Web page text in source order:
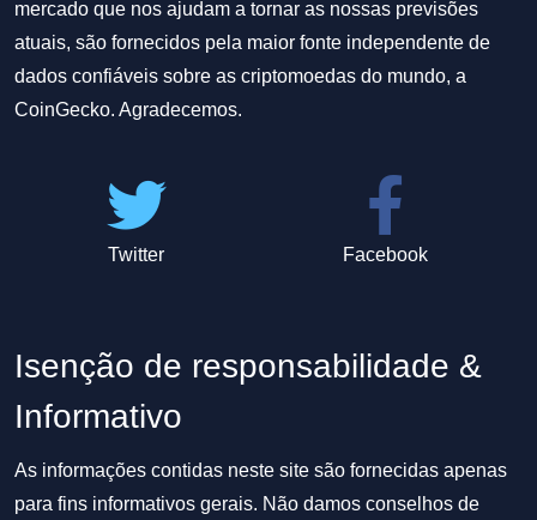
mercado que nos ajudam a tornar as nossas previsões
atuais, são fornecidos pela maior fonte independente de
dados confiáveis sobre as criptomoedas do mundo, a
CoinGecko. Agradecemos.
Twitter Facebook
Isenção de responsabilidade &
Informativo
As informações contidas neste site são fornecidas apenas
para fins informativos gerais. Não damos conselhos de